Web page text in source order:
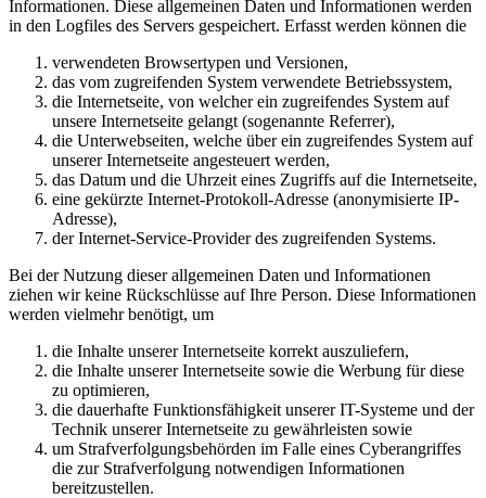
Informationen. Diese allgemeinen Daten und Informationen werden
in den Logfiles des Servers gespeichert. Erfasst werden können die
verwendeten Browsertypen und Versionen,
das vom zugreifenden System verwendete Betriebssystem,
die Internetseite, von welcher ein zugreifendes System auf
unsere Internetseite gelangt (sogenannte Referrer),
die Unterwebseiten, welche über ein zugreifendes System auf
unserer Internetseite angesteuert werden,
das Datum und die Uhrzeit eines Zugriffs auf die Internetseite,
eine gekürzte Internet-Protokoll-Adresse (anonymisierte IP-
Adresse),
der Internet-Service-Provider des zugreifenden Systems.
Bei der Nutzung dieser allgemeinen Daten und Informationen
ziehen wir keine Rückschlüsse auf Ihre Person. Diese Informationen
werden vielmehr benötigt, um
die Inhalte unserer Internetseite korrekt auszuliefern,
die Inhalte unserer Internetseite sowie die Werbung für diese
zu optimieren,
die dauerhafte Funktionsfähigkeit unserer IT-Systeme und der
Technik unserer Internetseite zu gewährleisten sowie
um Strafverfolgungsbehörden im Falle eines Cyberangriffes
die zur Strafverfolgung notwendigen Informationen
bereitzustellen.